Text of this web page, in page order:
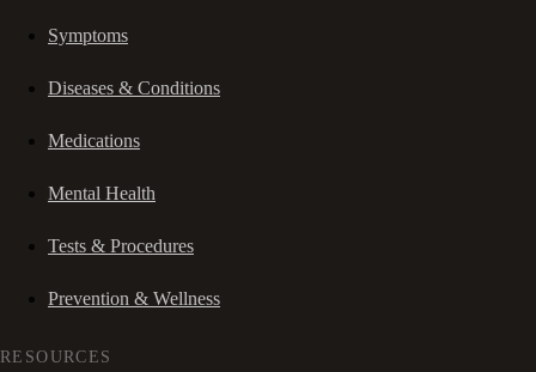
Symptoms
Diseases & Conditions
Medications
Mental Health
Tests & Procedures
Prevention & Wellness
RESOURCES